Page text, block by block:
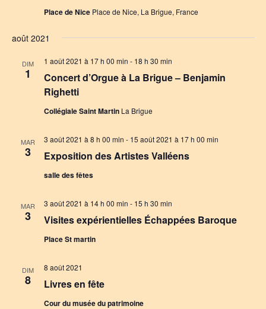
Place de Nice Place de Nice, La Brigue, France
août 2021
DIM
1
Concert d’Orgue à La Brigue – Benjamin
Righetti
1 août 2021 à 17 h 00 min - 18 h 30 min
Collégiale Saint Martin La Brigue
MAR
3 Exposition des Artistes Valléens
3 août 2021 à 8 h 00 min - 15 août 2021 à 17 h 00 min
salle des fêtes
MAR
3 Visites expérientielles Échappées Baroque
3 août 2021 à 14 h 00 min - 15 h 30 min
Place St martin
DIM
8 Livres en fête
8 août 2021
Cour du musée du patrimoine